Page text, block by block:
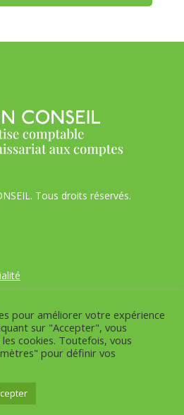
Tous droits réservés.
FL, concepteur de sites
pour améliorer votre expérience
sur "Accepter", vous
cookies. Toutefois, vous
pour définir vos